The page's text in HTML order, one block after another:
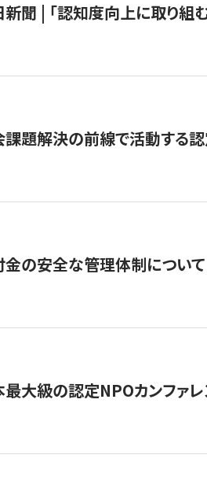
聞 | 「認知度向上に取り
題解決の前線で活動する
金の安全な管理体制について
最大級の認定NPOカンファ